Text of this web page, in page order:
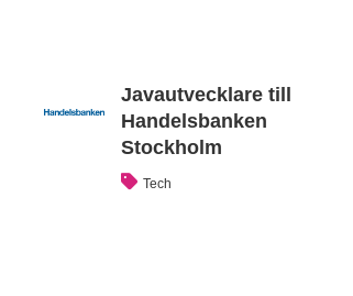
Javautvecklare till
Handelsbanken
Stockholm
Tech